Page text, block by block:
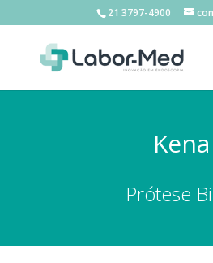
21 3797-4900
Kena
Prótese